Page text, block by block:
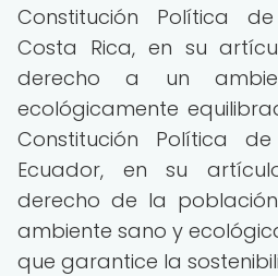
Constitución Política
Costa Rica, en su
derecho a un
ecológicamente
Constitución Política
Ecuador, en su
derecho de la
ambiente sano y
que garantice la